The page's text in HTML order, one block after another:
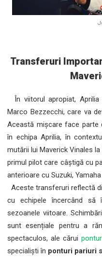
Transferuri
În viitorul apropiat,
Marco Bezzecchi, care va
Această mișcare face parte
în echipa Aprilia, în
mutării lui Maverick Vinales
primul pilot care câștigă cu
anterioare cu Suzuki,
Aceste transferuri reflectă
cu echipele încercând să
sezoanele viitoare.
sunt esențiale pentru a
spectaculos, ale cărui
specialiști în ponturi pariuri